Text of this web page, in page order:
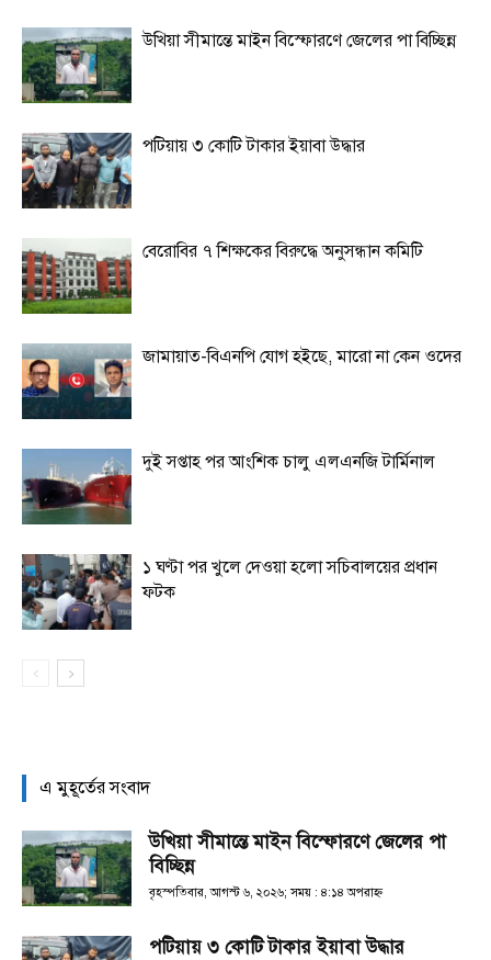
উখিয়া সীমান্তে মাইন বিস্ফোরণে জেলের পা বিচ্ছিন্ন
পটিয়ায় ৩ কোটি টাকার ইয়াবা উদ্ধার
বেরোবির ৭ শিক্ষকের বিরুদ্ধে অনুসন্ধান কমিটি
জামায়াত-বিএনপি যোগ হইছে, মারো না কেন ওদের
দুই সপ্তাহ পর আংশিক চালু এলএনজি টার্মিনাল
১ ঘণ্টা পর খুলে দেওয়া হলো সচিবালয়ের প্রধান
ফটক
এ মুহূর্তের সংবাদ
উখিয়া সীমান্তে মাইন বিস্ফোরণে জেলের পা
বিচ্ছিন্ন
বৃহস্পতিবার, আগস্ট ৬, ২০২৬; সময় : ৪:১৪ অপরাহ্ণ
পটিয়ায় ৩ কোটি টাকার ইয়াবা উদ্ধার